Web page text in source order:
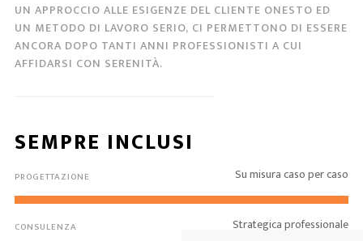
UN APPROCCIO ALLE ESIGENZE DEL CLIENTE ONESTO ED
UN METODO DI LAVORO SERIO, CI PERMETTONO DI ESSERE
ANCORA DOPO TANTI ANNI PROFESSIONISTI A CUI
AFFIDARSI CON SERENITÀ.
SEMPRE INCLUSI
PROGETTAZIONE Su misura caso per caso
CONSULENZA Strategica professionale